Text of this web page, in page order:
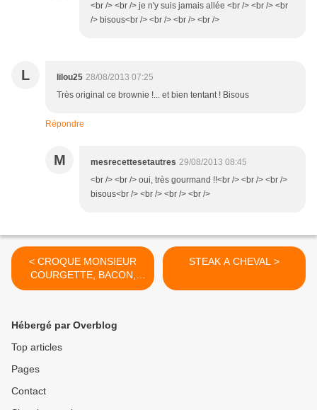
<br /> <br /> je n'y suis jamais allée <br /> <br /> <br
/> bisous<br /> <br /> <br /> <br />
L lilou25 28/08/2013 07:25
Très original ce brownie !... et bien tentant ! Bisous
Répondre
M mesrecettesetautres 29/08/2013 08:45
<br /> <br /> oui, très gourmand !!<br /> <br /> <br />
bisous<br /> <br /> <br /> <br />
< CROQUE MONSIEUR
COURGETTE, BACON,
COMTE
STEAK A CHEVAL >
Hébergé par Overblog
Top articles
Pages
Contact